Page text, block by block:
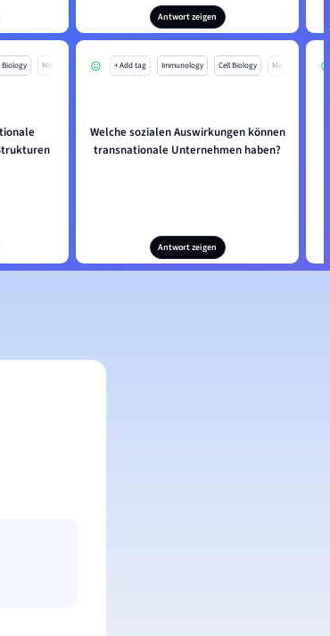
Antwort zeigen
Biology Mo + Add tag Immunology Cell Biology Mo
Welche sozialen Auswirkungen können
transnationale Unternehmen haben?
Antwort zeigen